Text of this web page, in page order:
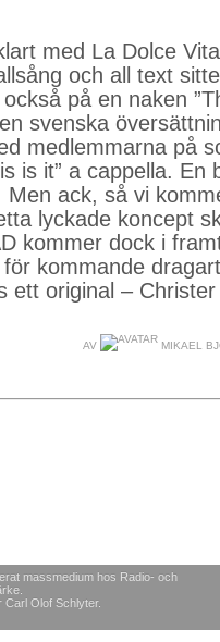
med La Dolce
och all text
på en naken
svenska
medlemmarna på
is it” a cappella. En
ack, så vi
lyckade koncept
kommer dock i
kommande
ett original –
AV MIKAEL
massmedium hos Radio- och
Olof Schlyter.